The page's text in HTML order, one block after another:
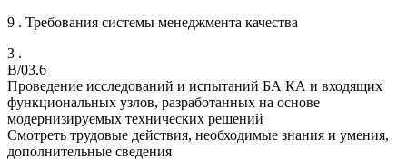
9 . Требования системы менеджмента качества
3 .
B/03.6
Проведение исследований и испытаний БА КА и входящих
функциональных узлов, разработанных на основе
модернизируемых технических решений
Смотреть трудовые действия, необходимые знания и умения,
дополнительные сведения